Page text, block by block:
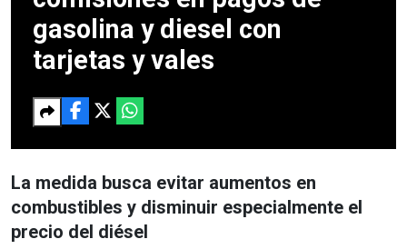
gasolina y diesel con
tarjetas y vales
La medida busca evitar aumentos en
combustibles y disminuir especialmente el
precio del diésel